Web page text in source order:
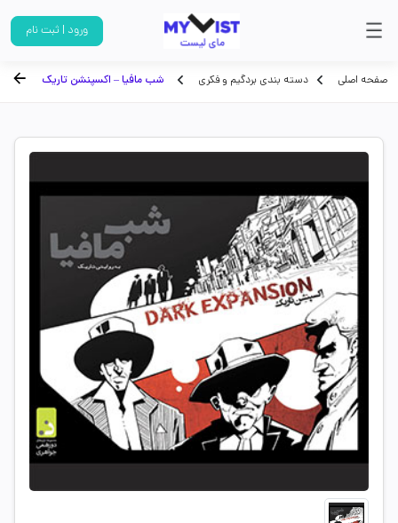
ورود | ثبت نام
صفحه اصلی دسته بندی بردگیم و فکری شب مافیا – اکسپنشن تاریک